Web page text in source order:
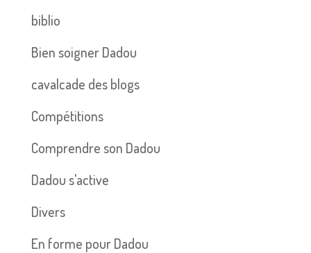
biblio
Bien soigner Dadou
cavalcade des blogs
Compétitions
Comprendre son Dadou
Dadou s'active
Divers
En forme pour Dadou